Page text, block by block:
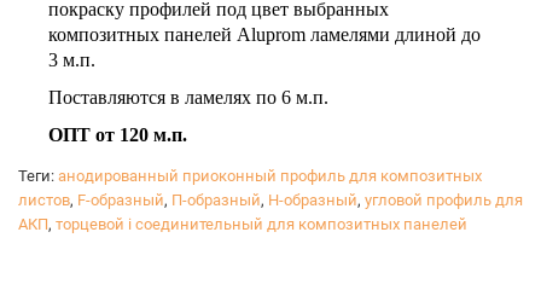
покраску профилей под цвет выбранных
композитных панелей Aluprom ламелями длиной до
3 м.п.
Поставляются в ламелях по 6 м.п.
ОПТ от 120 м.п.
Теги: анодированный приоконный профиль для композитных
листов, F-образный, П-образный, Н-образный, угловой профиль для
АКП, торцевой і соединительный для композитных панелей